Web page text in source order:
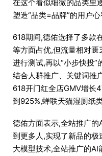
在这个看似细微的品类里
塑造“品类=品牌”的用户
618期间,德佑选择了多款
等方面占优,但流量相对
进行测试,再以“小步快投”
结合人群推广、关键词推
618开门红全店GMV增长
到925%,蝉联天猫湿厕纸
德佑方面表示,全站推广
到更多人,实现了新品的
大模型技术,全站推广的AI